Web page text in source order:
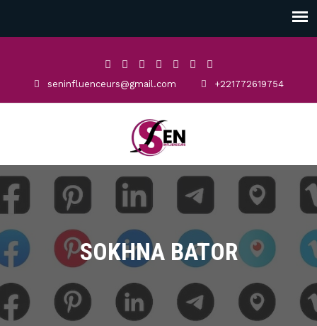
seninfluenceurs@gmail.com +221772619754
SOKHNA BATOR